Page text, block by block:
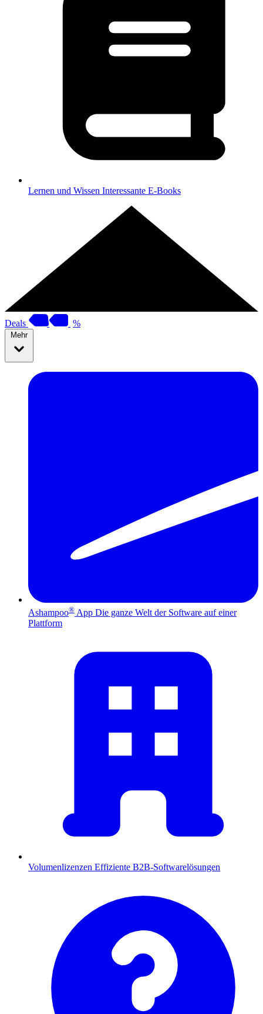
Lernen und Wissen Interessante E-Books
Deals %
Mehr
Ashampoo® App Die ganze Welt der Software auf einer
Plattform
Volumenlizenzen Effiziente B2B-Softwarelösungen